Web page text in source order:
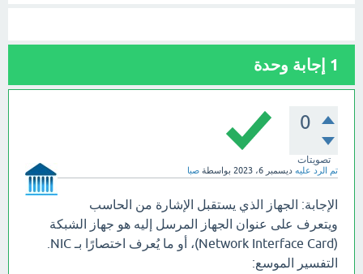
1 إجابة وحدة
0
تصويتات
تم الرد عليه ديسمبر 6، 2023 بواسطة صبا
الإجابة: الجهاز الذي يستقبل الإشارة من الحاسب
ويتعرف على عنوان الجهاز المرسل إليه هو جهاز الشبكة
(Network Interface Card)، أو ما يُعرف اختصارًا بـ NIC.
التفسير الموسع: